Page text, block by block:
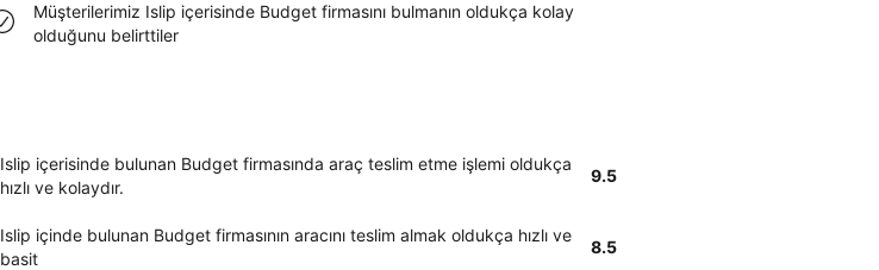
Müşterilerimiz Islip içerisinde Budget firmasını bulmanın oldukça kolay
olduğunu belirttiler
Islip içerisinde bulunan Budget firmasında araç teslim etme işlemi oldukça
hızlı ve kolaydır.
9.5
Islip içinde bulunan Budget firmasının aracını teslim almak oldukça hızlı ve
basit
8.5